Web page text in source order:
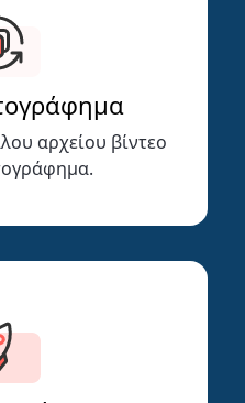
αρχείου βίντεο